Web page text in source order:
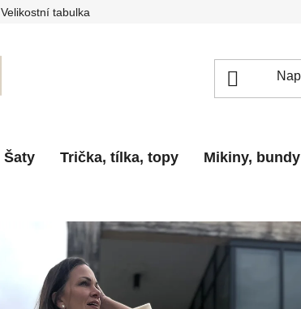
Velikostní tabulka
Šaty Trička, tílka, topy Mikiny, bundy